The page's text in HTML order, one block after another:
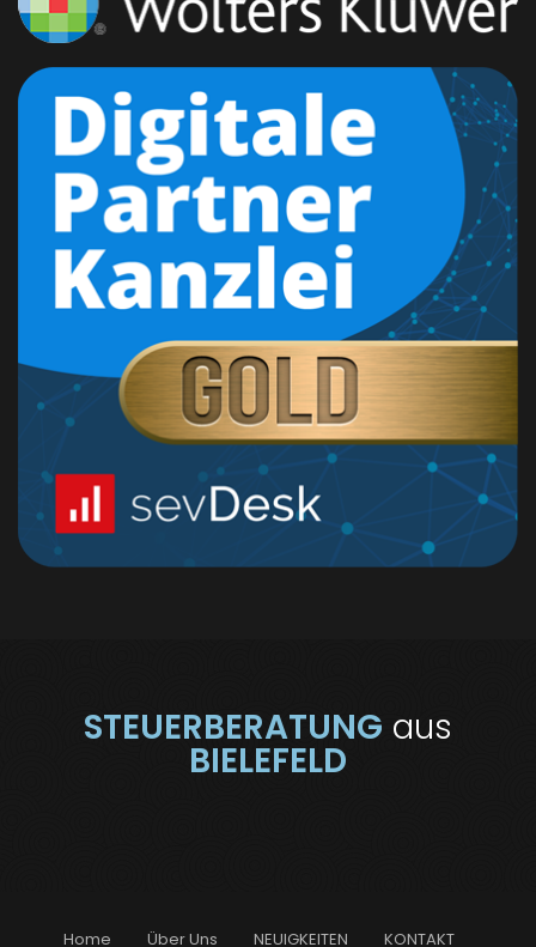
STEUERBERATUNG aus
BIELEFELD
Home Über Uns NEUIGKEITEN KONTAKT